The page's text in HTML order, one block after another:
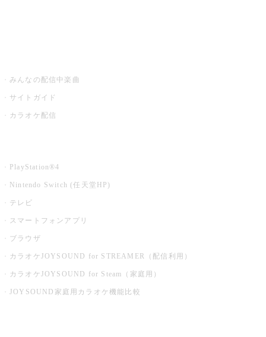
みんなの配信中楽曲
サイトガイド
カラオケ配信
PlayStation®4
Nintendo Switch (任天堂HP)
テレビ
スマートフォンアプリ
ブラウザ
カラオケJOYSOUND for STREAMER（配信利用）
カラオケJOYSOUND for Steam（家庭用）
JOYSOUND家庭用カラオケ機能比較